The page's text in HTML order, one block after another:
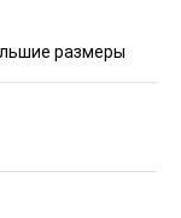
размеры